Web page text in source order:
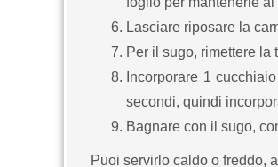
Lasciare riposare la
Per il sugo, rimettere
Incorporare 1
secondi, quindi
Bagnare con il sugo,
Puoi servirlo caldo o freddo,